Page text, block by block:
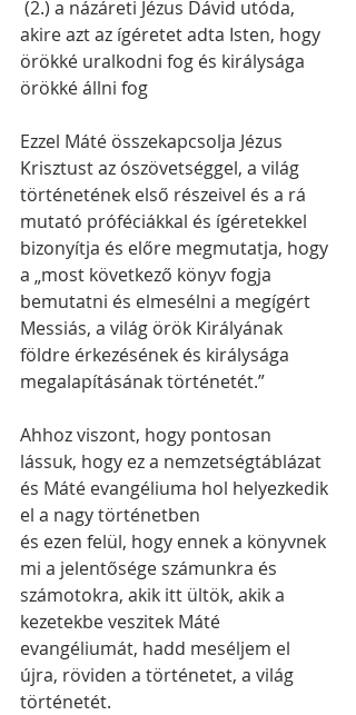
akire azt az ígéretet adta Isten, hogy
örökké uralkodni fog és királysága
örökké állni fog
Ezzel Máté összekapcsolja Jézus
Krisztust az ószövetséggel, a világ
történetének első részeivel és a rá
mutató próféciákkal és ígéretekkel
bizonyítja és előre megmutatja, hogy
a „most következő könyv fogja
bemutatni és elmesélni a megígért
Messiás, a világ örök Királyának
földre érkezésének és királysága
megalapításának történetét.”
Ahhoz viszont, hogy pontosan
lássuk, hogy ez a nemzetségtáblázat
és Máté evangéliuma hol helyezkedik
el a nagy történetben
és ezen felül, hogy ennek a könyvnek
mi a jelentősége számunkra és
számotokra, akik itt ültök, akik a
kezetekbe veszitek Máté
evangéliumát, hadd meséljem el
újra, röviden a történetet, a világ
történetét.